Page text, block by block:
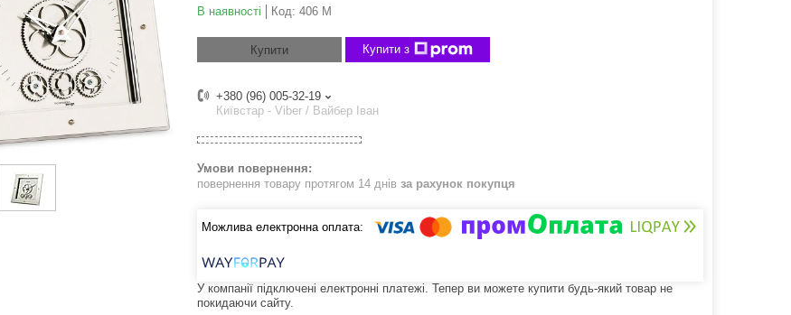
В наявності Код: 406 M
Купити Купити з
+380 (96) 005-32-19
Київстар - Viber / Вайбер Іван
повернення товару протягом 14 днів за рахунок покупця
У компанії підключені електронні платежі. Тепер ви можете купити будь-який товар не
покидаючи сайту.